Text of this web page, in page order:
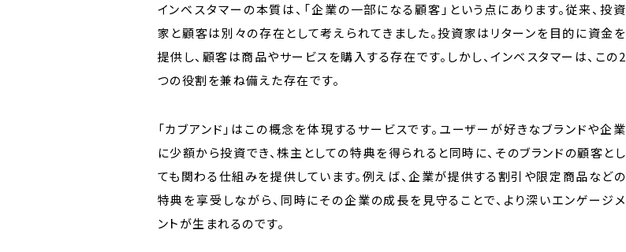
インベスタマーの本質は、「企業の一部になる顧客」という点にあります。従来、投資
家と顧客は別々の存在として考えられてきました。投資家はリターンを目的に資金を
提供し、顧客は商品やサービスを購入する存在です。しかし、インベスタマーは、この2
つの役割を兼ね備えた存在です。
「カブアンド」はこの概念を体現するサービスです。ユーザーが好きなブランドや企業
に少額から投資でき、株主としての特典を得られると同時に、そのブランドの顧客とし
ても関わる仕組みを提供しています。例えば、企業が提供する割引や限定商品などの
特典を享受しながら、同時にその企業の成長を見守ることで、より深いエンゲージメ
ントが生まれるのです。